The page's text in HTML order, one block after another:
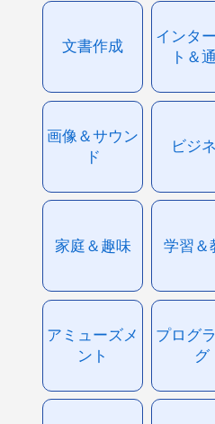
文書作成
インタ
ト＆
画像＆サウン
ド
ビジ
家庭＆趣味 学習＆
アミューズメ
ント
プログ
グ